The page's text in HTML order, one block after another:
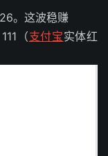
。这波稳赚
（支付宝实体红